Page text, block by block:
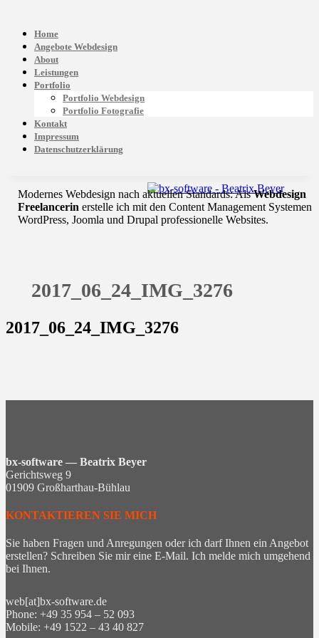
Home
Angebote Webdesign
About
Leistungen
Portfolio
Portfolio Webdesign
Portfolio Fotografie
Kontakt
Impressum
Datenschutzerklärung
Modernes Webdesign nach aktuellen Standards: AlsWebdesign
Freelancerin erstelle ich mit den Content Management Systemen
WordPress, Joomla und Drupal professionelle Websites.
2017_06_24_IMG_3276
2017_06_24_IMG_3276
bx-software — Beatrix Beyer
Gerichtsweg 9
01909 Großharthau-Bühlau
KONTAKTIEREN SIE MICH
Sie haben Fragen und Anregungen oder ich darf Ihnen ein Angebot
erstellen? Schreiben Sie mir eine E-Mail. Ich melde mich umgehend
bei Ihnen.
web[at]bx-software.de
Phone: +49 35 954 – 52 093
Mobile: +49 1522 – 43 40 827